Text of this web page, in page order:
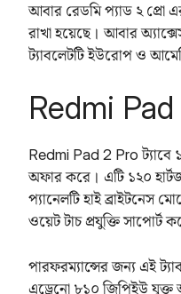
আবার রেডমি প্যাড ২ প্রো
রাখা হয়েছে। আবার
ট্যাবলেটটি ইউরোপ ও
Redmi
Redmi Pad 2 Pro ট্যাবে
অফার করে। এটি ১২০
প্যানেলটি হাই ব্রাইটনেস
ওয়েট টাচ প্রযুক্তি সাপোর্ট
পারফরম্যান্সের জন্য এই
এড্রেনো ৮১০ জিপিইউ যুক্ত